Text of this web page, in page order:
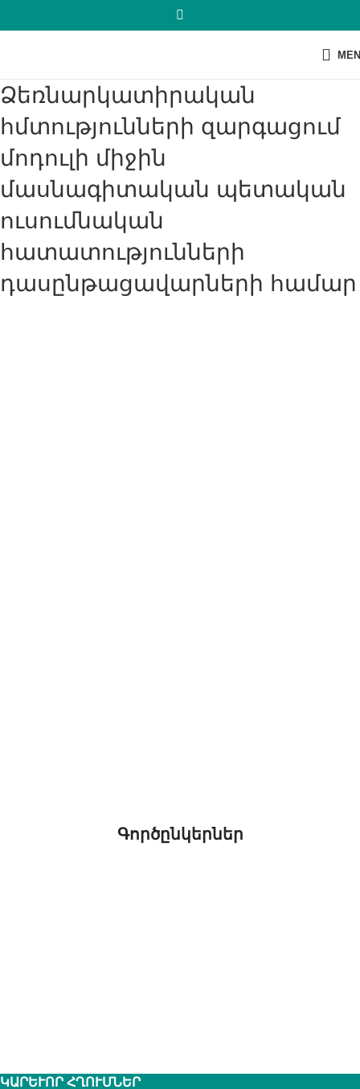
Ձեռնարկատիրական
հմտությունների զարգացում
մոդուլի միջին
մասնագիտական պետական
ուսումնական
հատատությունների
դասընթացավարների համար
Գործընկերներ
ԿԱՐԵՒՈՐ ՀՂՈՒՄՆԵՐ